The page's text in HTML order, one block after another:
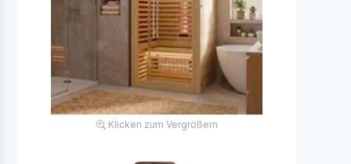
Klicken zum Vergrößern